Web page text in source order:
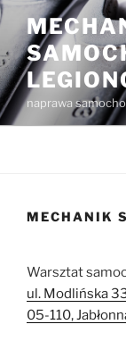
Przejdź
treści
naprawa
MECHANIK
Warsztat
ul. Modlińska
05-110,